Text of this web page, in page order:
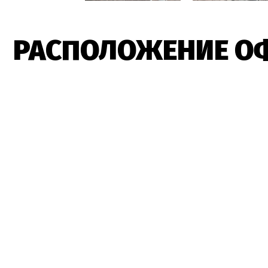
РАСПОЛОЖЕНИЕ